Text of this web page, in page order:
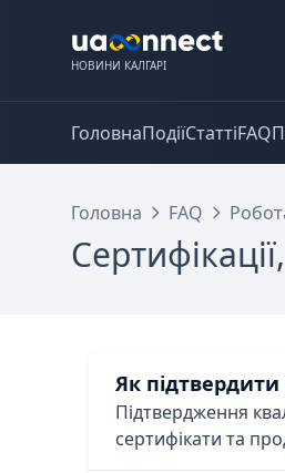
НОВИНИ КАЛГАРІ
ГоловнаПодіїСтаттіFAQ
Головна FAQ
Як
Підтвердження
сертифікати та